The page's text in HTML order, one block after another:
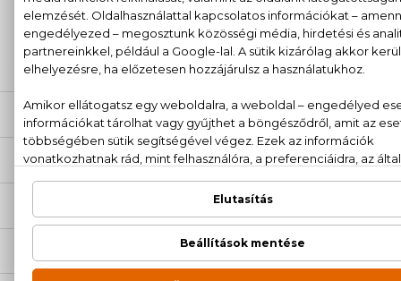
Kérdésed van, elakadtál? Hívd ügyfélszolgálatunkat:+36
20 779 1924
ÉRTÉKELÉSEK (0)